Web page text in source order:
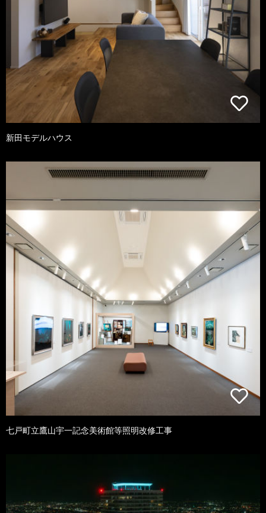
新田モデルハウス
七戸町立鷹山宇一記念美術館等照明改修工事